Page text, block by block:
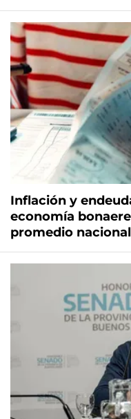
Inflación y
economía
promedio